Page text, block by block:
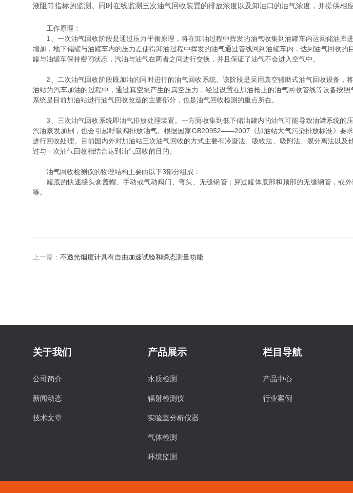
液阻等指标的监测。同时在线监测三次油气回收装置的排放浓度以及卸油口的油气浓度，并提供相
工作原理：
1、一次油气回收阶段是通过压力平衡原理，将在卸油过程中挥发的油气收集到油罐车内运回储油库
增加，地下储罐与油罐车内的压力差使得卸油过程中挥发的油气通过管线回到油罐车内，达到油气回收
罐与油罐车保持密闭状态，汽油与油气在两者之间进行交换，并且保证了油气不会进入空气中。
2、二次油气回收阶段既加油的同时进行的油气回收系统。该阶段是采用真空辅助式油气回收设备，
油站为汽车加油的过程中，通过真空泵产生的真空压力，经过设置在加油枪上的油气回收管线等设备按
系统是目前加油站进行油气回收改造的主要部分，也是油气回收检测的重点所在。
3、三次油气回收系统即油气排放处理装置。一方面收集到低下储油罐内的油气可能导致油罐系统的
汽油蒸发加剧，也会引起呼吸阀排放油气。根据国家GB20952——2007《加油站大气污染排放标准》要
进行回收处理。目前国内外对加油站三次油气回收的方式主要有冷凝法、吸收法、吸附法、膜分离法以
过与一次油气回收相结合达到油气回收的目的。
油气回收检测仪的物理结构主要由以下3部分组成：
罐底的快速接头盒盖帽、手动或气动阀门、弯头、无缝钢管；穿过罐体底部和顶部的无缝钢管，或
等。
上一篇：不透光烟度计具有自由加速试验和瞬态测量功能
关于我们
公司简介
新闻动态
技术文章
产品展示
水质检测
辐射检测仪
实验室分析仪器
气体检测
环境监测
栏目导航
产品中心
行业案例